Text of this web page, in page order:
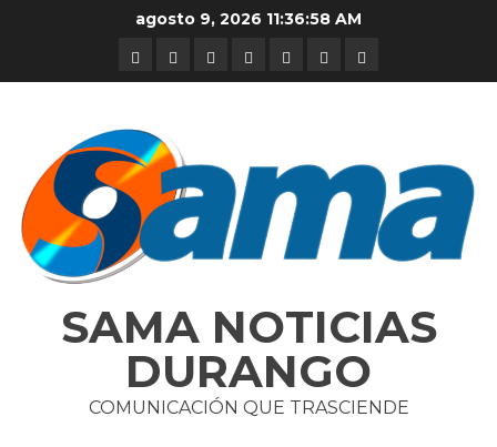
agosto 9, 2026 11:36:59 AM
DURANGO
NACIONAL
INTERNACIONAL
DEPORTES
ENTRETENIMIENTO
CIENCIA
Y
OPINION
SAMA NOTICIAS
DURANGO
COMUNICACIÓN QUE TRASCIENDE